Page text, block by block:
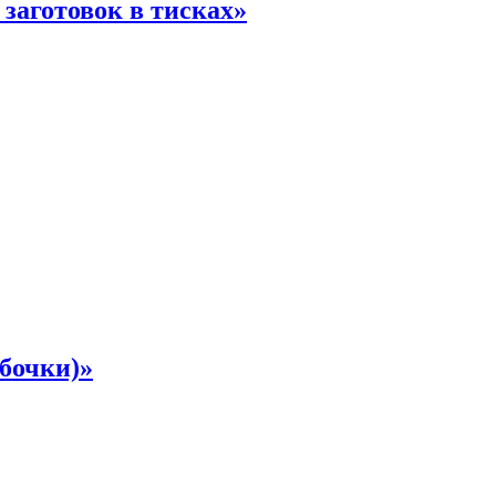
в тисках»